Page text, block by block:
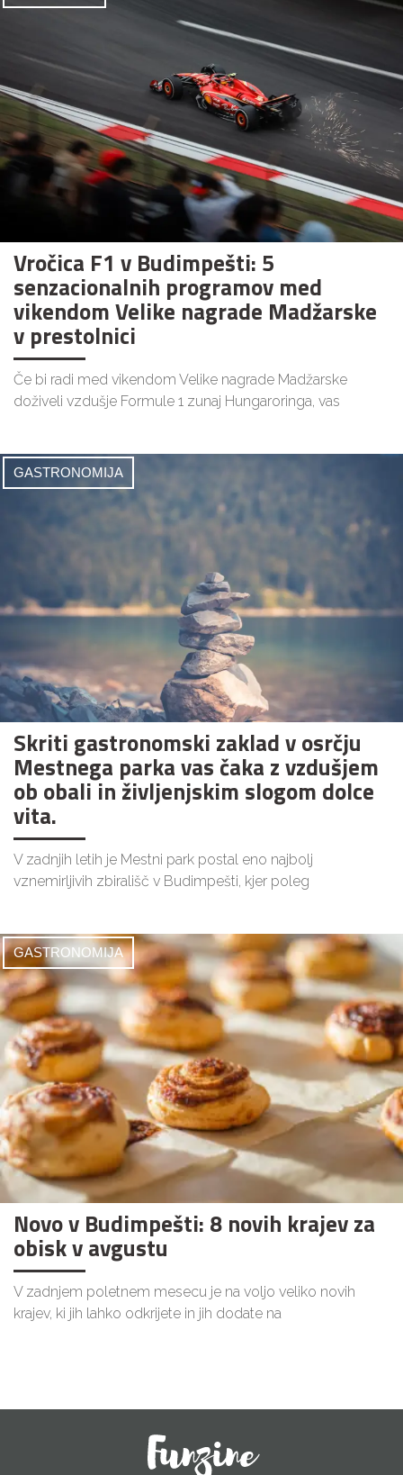
Vročica F1 v Budimpešti: 5
senzacionalnih programov med
vikendom Velike nagrade Madžarske
v prestolnici
Če bi radi med vikendom Velike nagrade Madžarske
doživeli vzdušje Formule 1 zunaj Hungaroringa, vas
GASTRONOMIJA
Skriti gastronomski zaklad v osrčju
Mestnega parka vas čaka z vzdušjem
ob obali in življenjskim slogom dolce
vita.
V zadnjih letih je Mestni park postal eno najbolj
vznemirljivih zbirališč v Budimpešti, kjer poleg
GASTRONOMIJA
Novo v Budimpešti: 8 novih krajev za
obisk v avgustu
V zadnjem poletnem mesecu je na voljo veliko novih
krajev, ki jih lahko odkrijete in jih dodate na